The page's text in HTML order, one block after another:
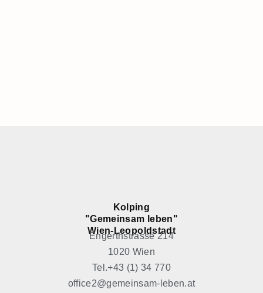
Kolping
"Gemeinsam leben"
Wien-Leopoldstadt
Engerthstrasse 214
1020 Wien
Tel.+43 (1) 34 770
office2@gemeinsam-leben.at